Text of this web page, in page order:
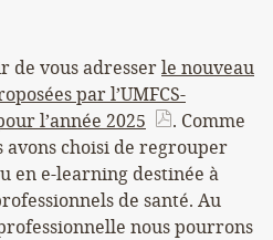
de vous adresserle nouveau
par l’UMFCS-
l’année 2025
. Comme
avons choisi de regrouper
en e-learning destinée à
de santé. Au
nous pourrons